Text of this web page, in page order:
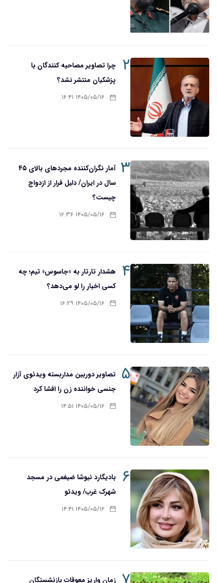
۲
چرا تصاویر مصاحبه کنندگان با
پزشکیان منتشر نشد؟
۱۴۰۵/۰۵/۱۶ ۱۶:۴۱
۳
آمار نگران‌کننده مجردهای بالای ۴۵
سال در ایران/ دلیل فرار از ازدواج
چیست؟
۱۴۰۵/۰۵/۱۶ ۱۶:۳۶
۴
هشدار تارتار به «جاسوس» تیم؛ چه
کسی اخبار را لو می‌دهد؟
۱۴۰۵/۰۵/۱۶ ۱۶:۲۹
۵
تصاویر دوربین مداربسته ویدئوی آزار
جنسی خواننده زن را افشا کرد
۱۴۰۵/۰۵/۱۶ ۱۴:۵۱
۶
بادیگارد نیوشا ضیغمی در مسجد
شهرک غرب/ ویدئو
۱۴۰۵/۰۵/۱۶ ۱۴:۴۱
زمان واریز معوقات بازنشستگان